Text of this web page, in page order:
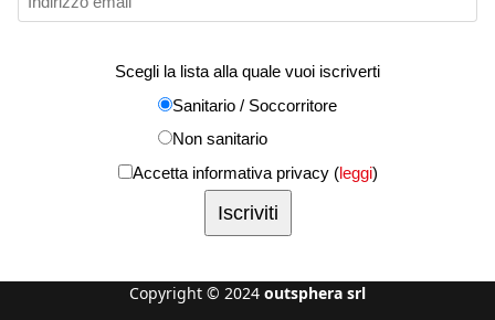
Scegli la lista alla quale vuoi iscriverti
Sanitario / Soccorritore
Non sanitario
Accetta informativa privacy (leggi)
Copyright © 2024 outsphera srl